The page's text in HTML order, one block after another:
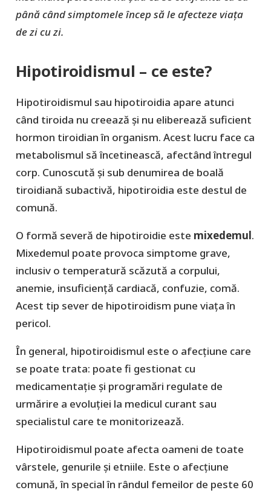
până când simptomele încep să le afecteze viața
de zi cu zi.
Hipotiroidismul – ce este?
Hipotiroidismul sau hipotiroidia apare atunci
când tiroida nu creează și nu eliberează suficient
hormon tiroidian în organism. Acest lucru face ca
metabolismul să încetinească, afectând întregul
corp. Cunoscută și sub denumirea de boală
tiroidiană subactivă, hipotiroidia este destul de
comună.
O formă severă de hipotiroidie este mixedemul.
Mixedemul poate provoca simptome grave,
inclusiv o temperatură scăzută a corpului,
anemie, insuficiență cardiacă, confuzie, comă.
Acest tip sever de hipotiroidism pune viața în
pericol.
În general, hipotiroidismul este o afecțiune care
se poate trata: poate fi gestionat cu
medicamentație și programări regulate de
urmărire a evoluției la medicul curant sau
specialistul care te monitorizează.
Hipotiroidismul poate afecta oameni de toate
vârstele, genurile și etniile. Este o afecțiune
comună, în special în rândul femeilor de peste 60